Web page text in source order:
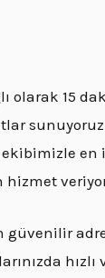
olarak 15
hizmet
güvenilir